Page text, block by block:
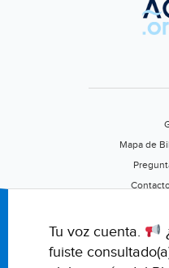
Mapa de
Tu voz cuenta.
fuiste